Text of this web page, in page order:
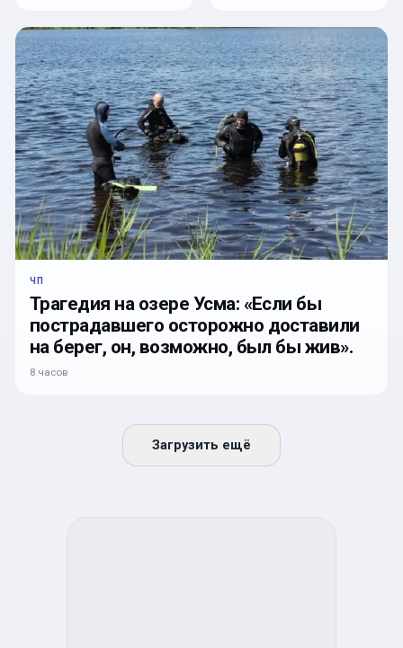
ЧП
Трагедия на озере Усма: «Если бы
пострадавшего осторожно доставили
на берег, он, возможно, был бы жив».
8 часов
Загрузить ещё